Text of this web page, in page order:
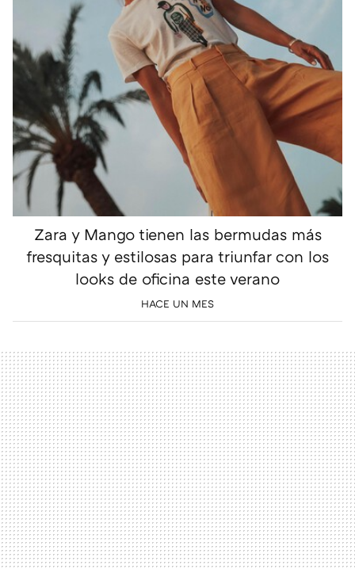
Zara y Mango tienen las bermudas más
fresquitas y estilosas para triunfar con los
looks de oficina este verano
HACE UN MES